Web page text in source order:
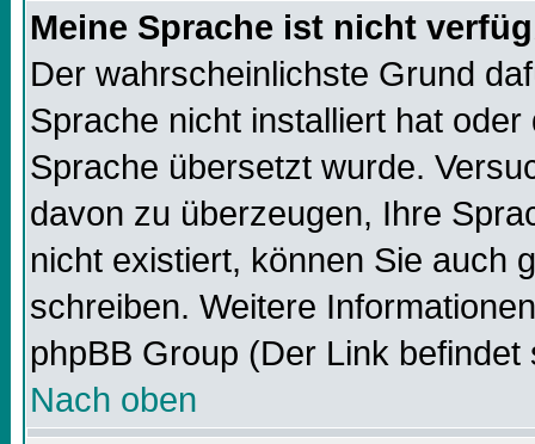
Meine Sprache ist nicht
Der wahrscheinlichste Grund
Sprache nicht installiert hat
Sprache übersetzt wurde.
davon zu überzeugen, Ihre
nicht existiert, können Sie auch
schreiben. Weitere
phpBB Group (Der Link
Nach oben